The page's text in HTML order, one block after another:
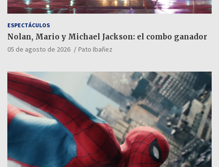
ESPECTÁCULOS
Nolan, Mario y Michael Jackson: el combo ganador
05 de agosto de 2026 Pato Ibañez